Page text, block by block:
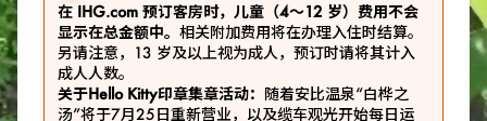
在 IHG.com 预订客房时，儿童（4～12 岁）费用不会
显示在总金额中。 相关附加费用将在办理入住时结算。
另请注意，13 岁及以上视为成人，预订时请将其计入
成人人数。
关于Hello Kitty印章集章活动： 随着安比温泉“白桦之
汤”将于7月25日重新营业，以及缆车观光开始每日运